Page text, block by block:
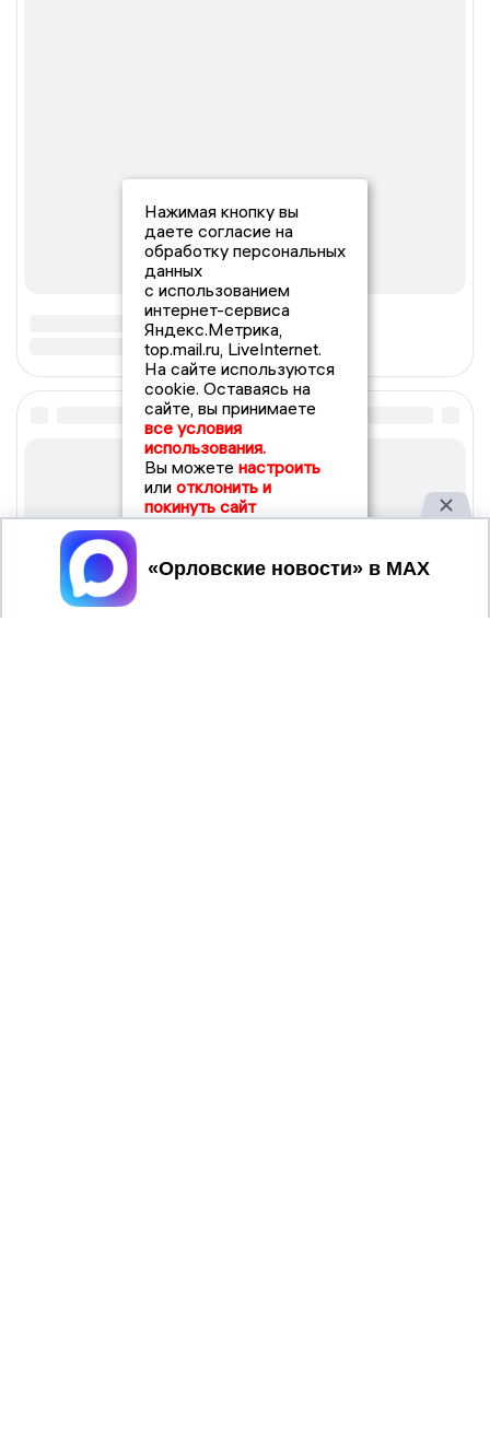
Нажимая кнопку вы
даете согласие на
обработку персональных
данных
с использованием
интернет-сервиса
Яндекс.Метрика,
top.mail.ru, LiveInternet.
На сайте используются
cookie. Оставаясь на
сайте, вы принимаете
все условия
использования.
Вы можете настроить
или отклонить и
покинуть сайт
Принять